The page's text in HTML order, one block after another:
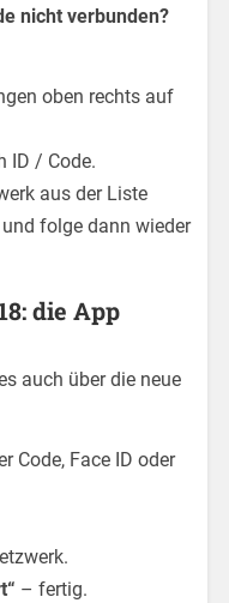
nicht verbunden?
oben rechts auf
ID / Code.
aus der Liste
folge dann wieder
die App
auch über die neue
Code, Face ID oder
– fertig.